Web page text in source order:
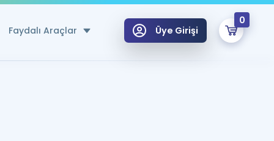
Faydalı Araçlar Üye Girişi
0